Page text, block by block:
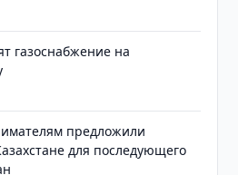
газоснабжение на
предложили
для последующего